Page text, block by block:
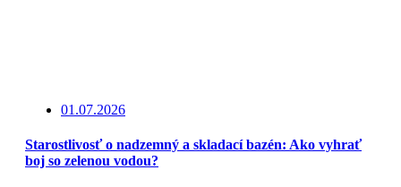
01.07.2026
Starostlivosť o nadzemný a skladací bazén: Ako vyhrať
boj so zelenou vodou?